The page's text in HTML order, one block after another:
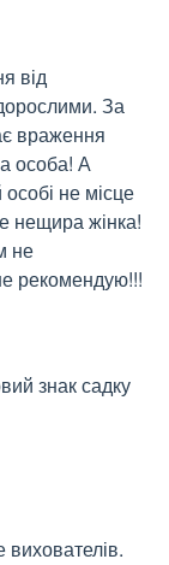
від
За
враження
особа! А
не місце
нещира жінка!
не
рекомендую!!!
знак садку
вихователів.